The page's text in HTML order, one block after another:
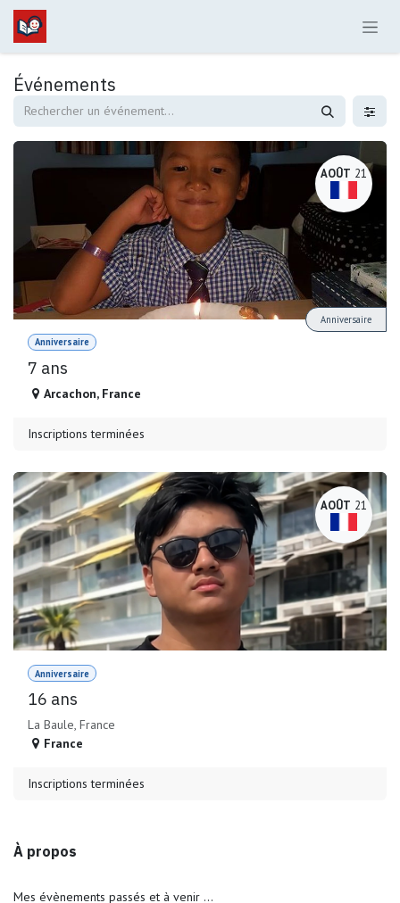
Se rendre au contenu
Événements
AOÛT 21
Anniversaire
7 ans
Anniversaire
Arcachon, France
Inscriptions terminées
AOÛT 21
Anniversaire
16 ans
La Baule, France
France
Inscriptions terminées
À propos
Mes évènements passés et à venir ...